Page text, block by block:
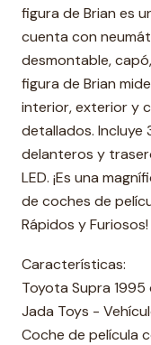
figura de Brian es
cuenta con
desmontable,
figura de Brian
interior, exterior y
detallados. Incluye
delanteros y
LED. ¡Es una
de coches de
Rápidos y Furiosos!
Características:
Toyota Supra 1995
Jada Toys -
Coche de película